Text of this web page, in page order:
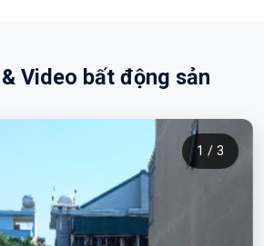
Video bất động sản
1 / 3